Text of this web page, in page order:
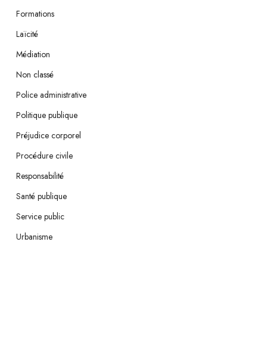
Formations
Laïcité
Médiation
Non classé
Police administrative
Politique publique
Préjudice corporel
Procédure civile
Responsabilité
Santé publique
Service public
Urbanisme